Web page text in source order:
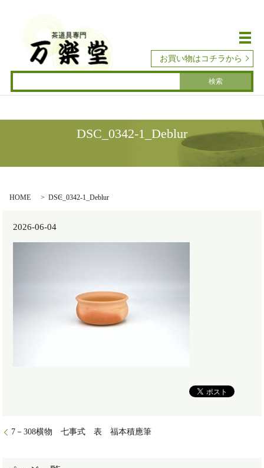
メ
お買い物はコチラから
DSC_0342-1_Deblur
HOME DSC_0342-1_Deblur
2026-06-04
7－308横物 七事式 表 福本積應筆